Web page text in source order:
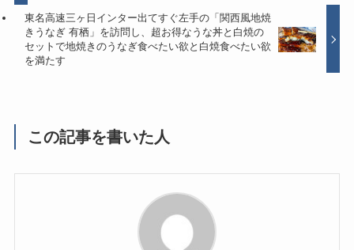
東名高速三ヶ日インター出てすぐ左手の「関西風地焼
きうなぎ 有栖」を訪問し、超お得なうな丼と白焼の
セットで地焼きのうなぎ食べたい欲と白焼食べたい欲
を満たす
この記事を書いた人